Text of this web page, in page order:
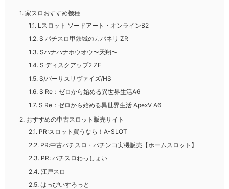
1. 家スロおすすめ機種
1.1. Lスロット ソードアート・オンラインB2
1.2. S パチスロ甲鉄城のカバネリ ZR
1.3. Sハナハナホウオウ〜天翔〜
1.4. S ディスクアップ2 ZF
1.5. S/バーサスリヴァイズ/HS
1.6. S Re：ゼロから始める異世界生活A6
1.7. S Re：ゼロから始める異世界生活 ApexV A6
2. おすすめの中古スロット販売サイト
2.1. PR:スロット買うなら！A-SLOT
2.2. PR:中古パチスロ・パチンコ実機販売【ホームスロット】
2.3. PR: パチスロわっしょい
2.4. 江戸スロ
2.5. はっぴいすろっと